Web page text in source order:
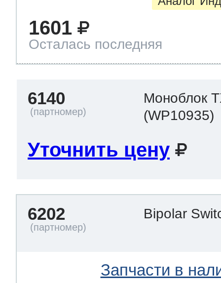
1601
Осталась последняя
6140
Моноблок
(WP10935)
Уточнить цену
6202 Bipolar
Запчасти в